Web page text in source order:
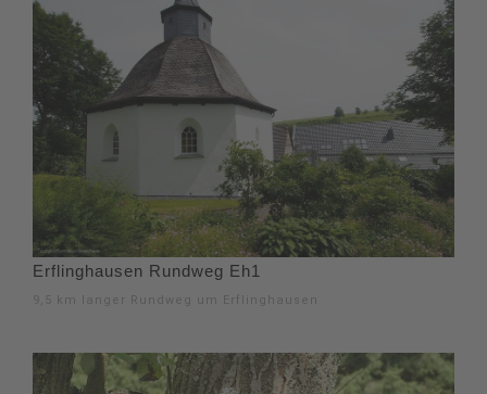
Erflinghausen Rundweg Eh1
9,5 km langer Rundweg um Erflinghausen